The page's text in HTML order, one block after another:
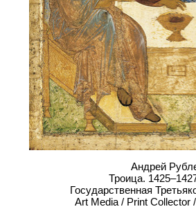
Андрей
Троица.
Государственная
Art Media / Print Collector